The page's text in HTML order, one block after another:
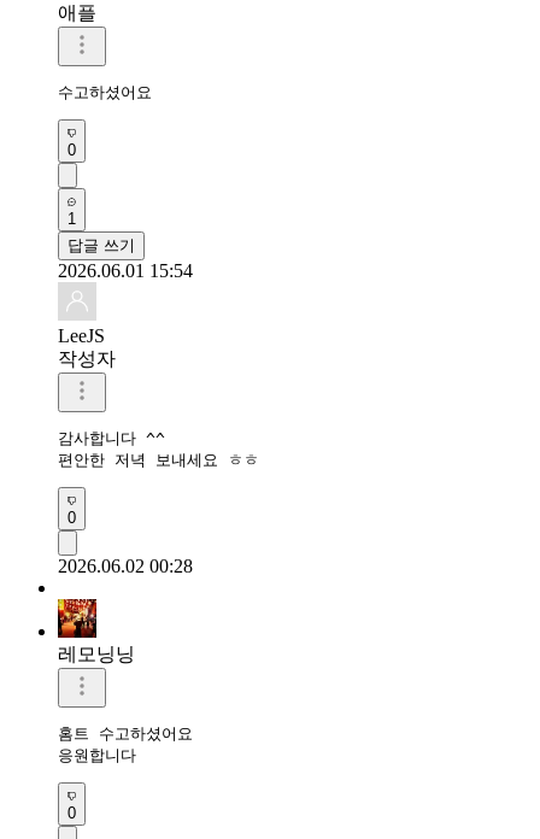
애플
수고하셨어요
0
1
답글 쓰기
2026.06.01 15:54
LeeJS
작성자
감사합니다 ^^
편안한 저녁 보내세요 ㅎㅎ
0
2026.06.02 00:28
레모닝닝
홈트 수고하셨어요
응원합니다
0